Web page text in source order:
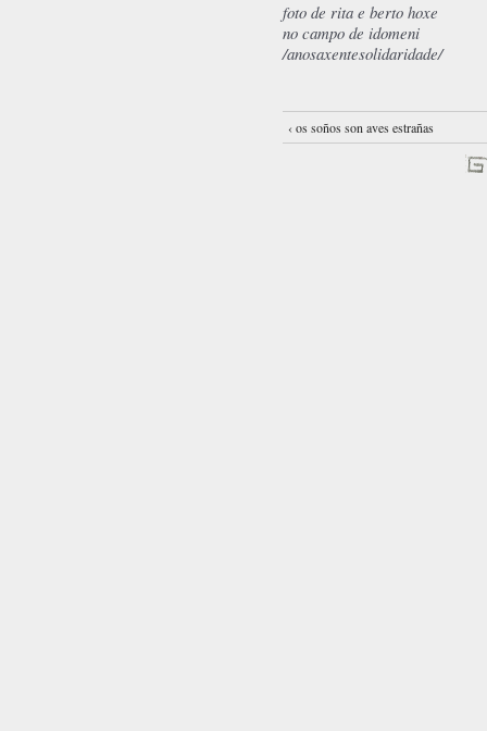
foto de rita e berto hoxe
no campo de idomeni
/anosaxentesolidaridade/
‹ os soños son aves estrañas